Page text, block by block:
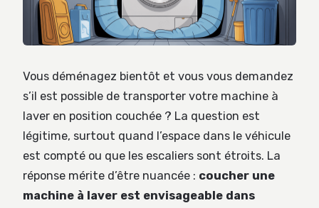
Vous déménagez bientôt et vous vous demandez
s’il est possible de transporter votre machine à
laver en position couchée ? La question est
légitime, surtout quand l’espace dans le véhicule
est compté ou que les escaliers sont étroits. La
réponse mérite d’être nuancée : coucher une
machine à laver est envisageable dans